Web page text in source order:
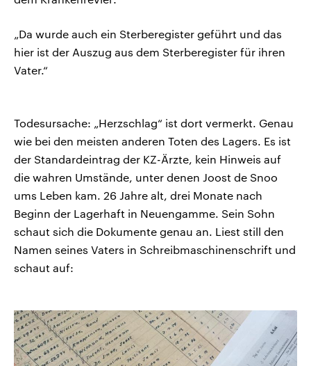
„Da wurde auch ein Sterberegister geführt und das
hier ist der Auszug aus dem Sterberegister für ihren
Vater.“
Todesursache: „Herzschlag“ ist dort vermerkt. Genau
wie bei den meisten anderen Toten des Lagers. Es ist
der Standardeintrag der KZ-Ärzte, kein Hinweis auf
die wahren Umstände, unter denen Joost de Snoo
ums Leben kam. 26 Jahre alt, drei Monate nach
Beginn der Lagerhaft in Neuengamme. Sein Sohn
schaut sich die Dokumente genau an. Liest still den
Namen seines Vaters in Schreibmaschinenschrift und
schaut auf: